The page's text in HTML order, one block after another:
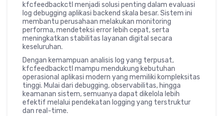
kfcfeedbackctl menjadi solusi penting dalam evaluasi
log debugging aplikasi backend skala besar. Sistem ini
membantu perusahaan melakukan monitoring
performa, mendeteksi error lebih cepat, serta
meningkatkan stabilitas layanan digital secara
keseluruhan.
Dengan kemampuan analisis log yang terpusat,
kfcfeedbackctl mampu mendukung kebutuhan
operasional aplikasi modern yang memiliki kompleksitas
tinggi. Mulai dari debugging, observabilitas, hingga
keamanan sistem, semuanya dapat dikelola lebih
efektif melalui pendekatan logging yang terstruktur
dan real-time.